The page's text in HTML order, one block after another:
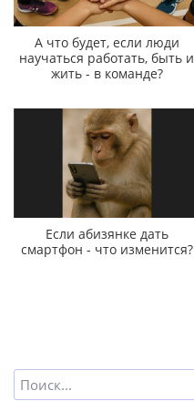
А что будет, если люди
научаться работать, быть и
жить - в команде?
Если абизянке дать
смартфон - что изменится?